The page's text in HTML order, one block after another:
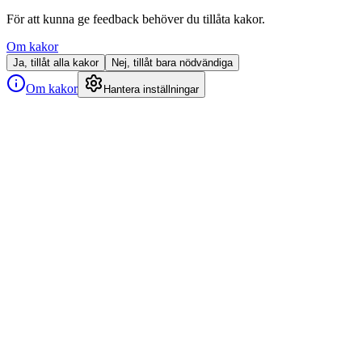
För att kunna ge feedback behöver du tillåta kakor.
Om kakor
Ja, tillåt alla kakor Nej, tillåt bara nödvändiga
Om kakor Hantera inställningar